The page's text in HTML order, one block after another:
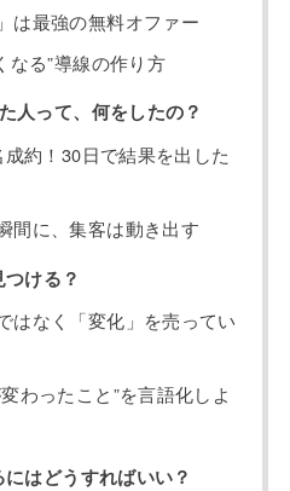
は最強の無料オファー
なる”導線の作り方
人って、何をしたの？
約！30日で結果を出した
間に、集客は動き出す
ける？
はなく「変化」を売ってい
わったこと”を言語化しよ
はどうすればいい？